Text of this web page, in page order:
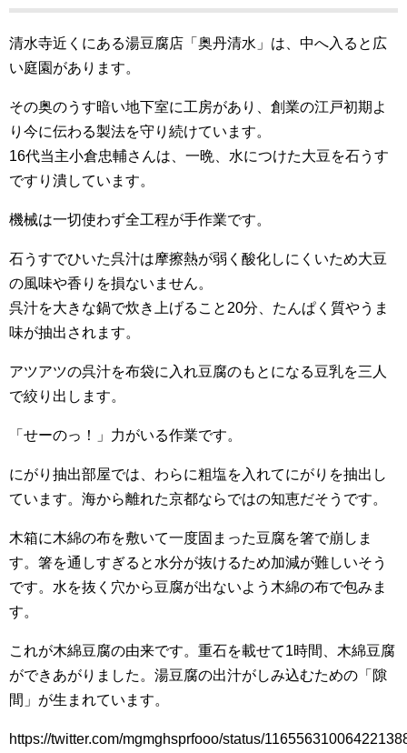
清水寺近くにある湯豆腐店「奥丹清水」は、中へ入ると広
い庭園があります。
その奥のうす暗い地下室に工房があり、創業の江戸初期よ
り今に伝わる製法を守り続けています。
16代当主小倉忠輔さんは、一晩、水につけた大豆を石うす
ですり潰しています。
機械は一切使わず全工程が手作業です。
石うすでひいた呉汁は摩擦熱が弱く酸化しにくいため大豆
の風味や香りを損ないません。
呉汁を大きな鍋で炊き上げること20分、たんぱく質やうま
味が抽出されます。
アツアツの呉汁を布袋に入れ豆腐のもとになる豆乳を三人
で絞り出します。
「せーのっ！」力がいる作業です。
にがり抽出部屋では、わらに粗塩を入れてにがりを抽出し
ています。海から離れた京都ならではの知恵だそうです。
木箱に木綿の布を敷いて一度固まった豆腐を箸で崩しま
す。箸を通しすぎると水分が抜けるため加減が難しいそう
です。水を抜く穴から豆腐が出ないよう木綿の布で包みま
す。
これが木綿豆腐の由来です。重石を載せて1時間、木綿豆腐
ができあがりました。湯豆腐の出汁がしみ込むための「隙
間」が生まれています。
https://twitter.com/mgmghsprfooo/status/